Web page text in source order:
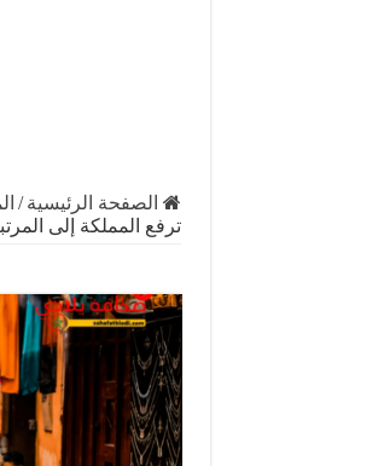
الصفحة الرئيسية /
ترفع المملكة إلى المرتبة 22